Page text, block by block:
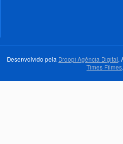
Desenvolvido pela Droopi Agência Digital.
Times Filmes.